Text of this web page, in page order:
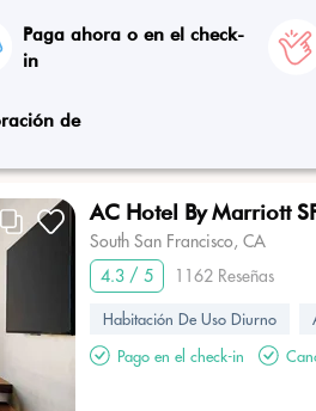
Paga ahora o en el check-
in
de
AC Hotel By Marriott
South San Francisco, CA
4.3 / 5
1162 Reseñas
Habitación De Uso Diurno
Pago en el check-in